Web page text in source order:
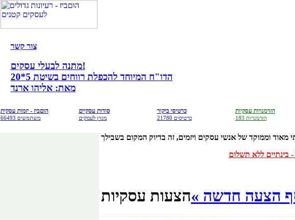
צור קשר
מתנה לבעלי עסקים!
הדו"ח המיוחד להכפלת רווחים בשיטת 5*20
מאת: אליהו ארנד
הוםביז - יזמות עסקית
66493 משתמשים
סודות עסקיים
מגזין לעסקים
כרטיסי ביקור
21780 כרטיסים
הזדמנויות עסקיות
183 הזדמנויות
הצעה חדשה »הצעות עסקיות